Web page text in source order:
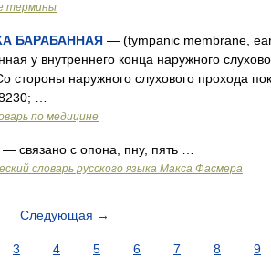
термины
БАРАБАННАЯ — (tympanic membrane,
у внутреннего конца наружного
стороны наружного слухового прохода
…
по медицине
— связано с опона, пну, пять …
словарь русского языка Макса Фасмера
Следующая →
3 4 5 6 7 8 9